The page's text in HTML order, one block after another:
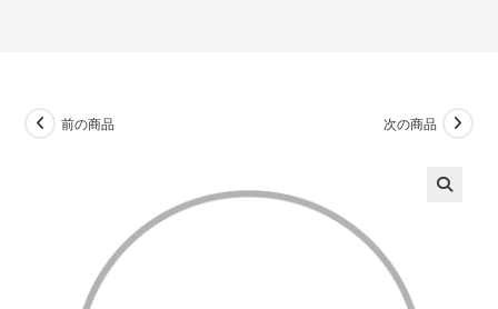
前の商品 次の商品